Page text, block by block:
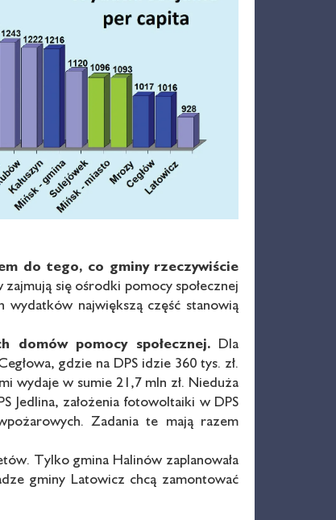
do tego, co gminy rzeczywiście
się ośrodki pomocy społecznej
wydatków największą część stanowią
domów pomocy społecznej. Dla
gdzie na DPS idzie 360 tys. zł.
wydaje w sumie 21,7 mln zł. Nieduża
Jedlina, założenia fotowoltaiki w DPS
Zadania te mają razem
Tylko gmina Halinów zaplanowała
gminy Latowicz chcą zamontować